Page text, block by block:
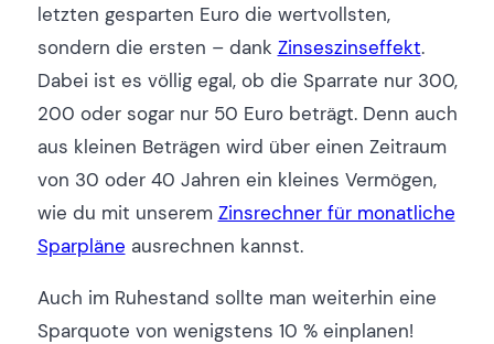
letzten gesparten Euro die wertvollsten,
sondern die ersten – dank Zinseszinseffekt.
Dabei ist es völlig egal, ob die Sparrate nur 300,
200 oder sogar nur 50 Euro beträgt. Denn auch
aus kleinen Beträgen wird über einen Zeitraum
von 30 oder 40 Jahren ein kleines Vermögen,
wie du mit unserem Zinsrechner für monatliche
Sparpläne ausrechnen kannst.
Auch im Ruhestand sollte man weiterhin eine
Sparquote von wenigstens 10 % einplanen!